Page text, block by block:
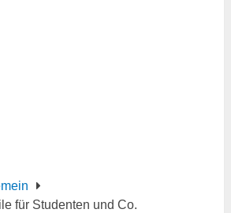
für Studenten und Co.